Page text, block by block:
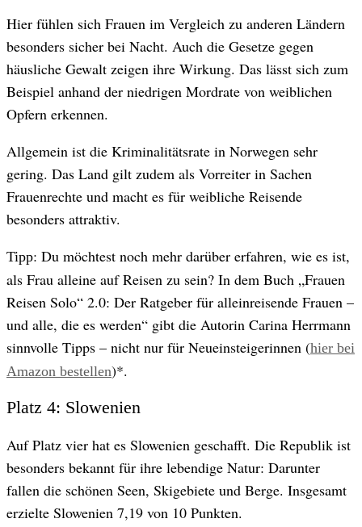
Hier fühlen sich Frauen im Vergleich zu anderen Ländern
besonders sicher bei Nacht. Auch die Gesetze gegen
häusliche Gewalt zeigen ihre Wirkung. Das lässt sich zum
Beispiel anhand der niedrigen Mordrate von weiblichen
Opfern erkennen.
Allgemein ist die Kriminalitätsrate in Norwegen sehr
gering. Das Land gilt zudem als Vorreiter in Sachen
Frauenrechte und macht es für weibliche Reisende
besonders attraktiv.
Tipp: Du möchtest noch mehr darüber erfahren, wie es ist,
als Frau alleine auf Reisen zu sein? In dem Buch „Frauen
Reisen Solo“ 2.0: Der Ratgeber für alleinreisende Frauen –
und alle, die es werden“ gibt die Autorin Carina Herrmann
sinnvolle Tipps – nicht nur für Neueinsteigerinnen (hier bei
Amazon bestellen)*.
Platz 4: Slowenien
Auf Platz vier hat es Slowenien geschafft. Die Republik ist
besonders bekannt für ihre lebendige Natur: Darunter
fallen die schönen Seen, Skigebiete und Berge. Insgesamt
erzielte Slowenien 7,19 von 10 Punkten.